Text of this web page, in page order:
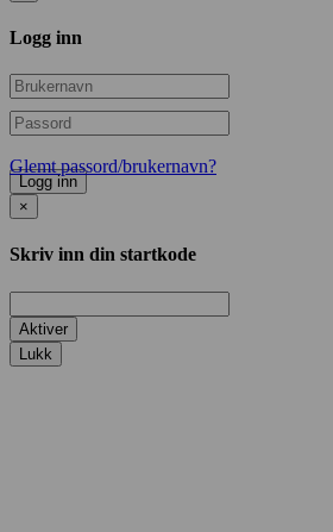
Logg inn
Glemt passord/brukernavn?
Logg inn
×
Skriv inn din startkode
Aktiver
Lukk